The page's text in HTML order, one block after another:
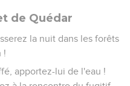
de Quédar
la nuit dans les forêts
!
apportez-lui de l'eau !